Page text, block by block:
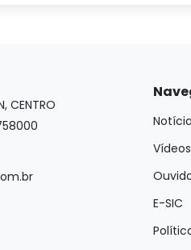
CENTRO
Vídeos
E-SIC